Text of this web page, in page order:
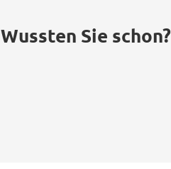
Wussten Sie schon?